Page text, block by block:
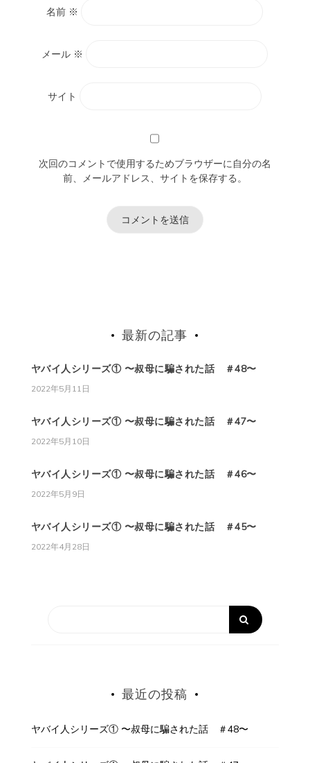
名前 ※
メール ※
サイト
次回のコメントで使用するためブラウザーに自分の名
前、メールアドレス、サイトを保存する。
最新の記事
ヤバイ人シリーズ① 〜叔母に騙された話 ＃48〜
2022年5月11日
ヤバイ人シリーズ① 〜叔母に騙された話 ＃47〜
2022年5月10日
ヤバイ人シリーズ① 〜叔母に騙された話 ＃46〜
2022年5月9日
ヤバイ人シリーズ① 〜叔母に騙された話 ＃45〜
2022年4月28日
最近の投稿
ヤバイ人シリーズ① 〜叔母に騙された話 ＃48〜